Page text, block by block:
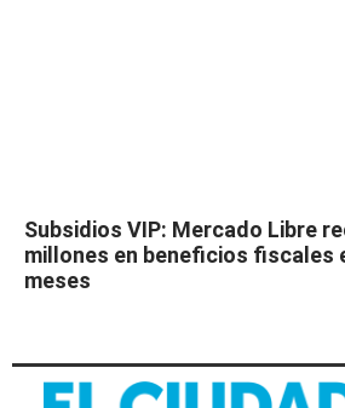
Subsidios VIP: Mercado Libre
millones en beneficios fiscales
meses